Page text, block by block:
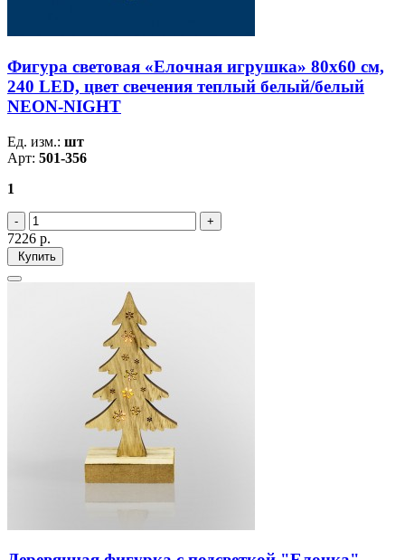
Фигура световая «Елочная игрушка» 80х60 см,
240 LED, цвет свечения теплый белый/белый
NEON-NIGHT
Ед. изм.: шт
Арт: 501-356
1
7226 р.
Купить